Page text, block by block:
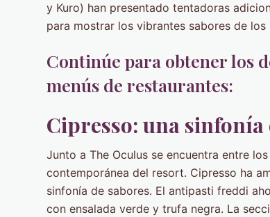
y Kuro) han presentado tentadoras
para mostrar los vibrantes sabores de
Continúe para obtener los
menús de restaurantes:
Cipresso: una
Junto a The Oculus se encuentra entre
contemporánea del resort. Cipresso ha
sinfonía de sabores. El antipasti freddi
con ensalada verde y trufa negra. La